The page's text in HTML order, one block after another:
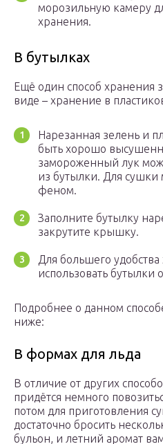
морозильную камеру
хранения.
В бутылках
Ещё один способ хранения
виде – хранение в
Нарезанная зелень и
быть хорошо
замороженный лук
из бутылки. Для сушки
феном.
Заполните бутылку
закрутите крышку.
Для большего
использовать бутылки
Подробнее о данном
ниже:
В формах для льда
В отличие от других
придётся немного
потом для приготовления
достаточно бросить
бульон, и летний аромат